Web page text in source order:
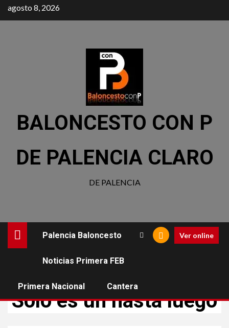
agosto 8, 2026
BALONCESTO CON P
DE PALENCIA CLARO
DE PALENCIA
Palencia Baloncesto
Noticias Primera FEB
Primera Nacional Cantera
Ver online
Solo es un hasta luego